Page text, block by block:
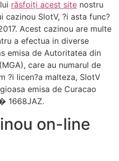
răsfoiți acest site nostru
cazinou SlotV, ?i asta func?
Acest cazinou are multe
a efectua in diverse
emisa de Autoritatea din
care au numarul de
?i licen?a malteza, SlotV
emisa de Curacao
1668JAZ.
on-line